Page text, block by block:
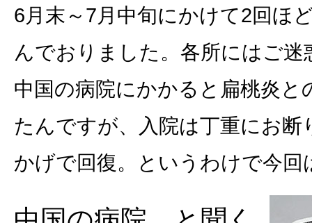
6月末～7月中旬にかけて2回ほ
んでおりました。各所にはご
中国の病院にかかると扁桃炎と
たんですが、入院は丁重にお断
かげで回復。というわけで今回